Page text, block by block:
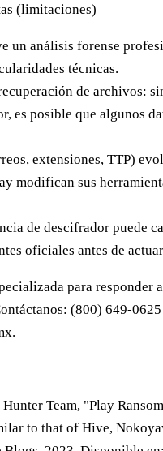
(limitaciones)
un análisis forense
técnicas.
de archivos:
es posible que algunos
extensiones, TTP)
modifican sus
de descifrador puede
oficiales antes de
para responder
(800) 649-0625
.
Team, "Play
to that of Hive,